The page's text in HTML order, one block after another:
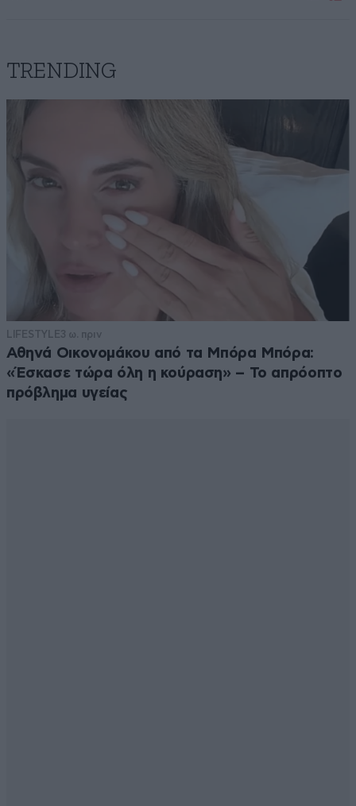
TRENDING
LIFESTYLE3 ω. πριν
Αθηνά Οικονομάκου από τα Μπόρα Μπόρα:
«Έσκασε τώρα όλη η κούραση» – Το απρόοπτο
πρόβλημα υγείας